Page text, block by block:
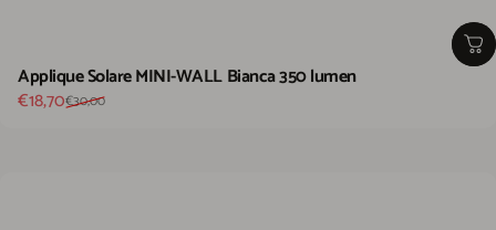
Applique Solare MINI-WALL Bianca 350 lumen
Prezzo scontato
€18,70
Prezzo di listino
€30,00